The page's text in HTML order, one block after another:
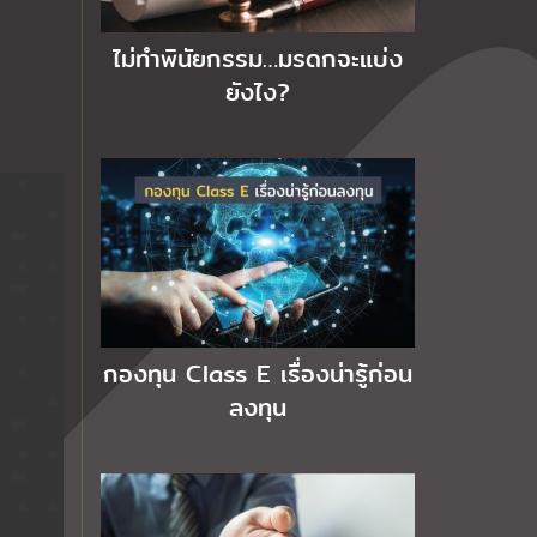
ไม่ทำพินัยกรรม…มรดกจะแบ่ง
ยังไง?
กองทุน Class E เรื่องน่ารู้ก่อน
ลงทุน